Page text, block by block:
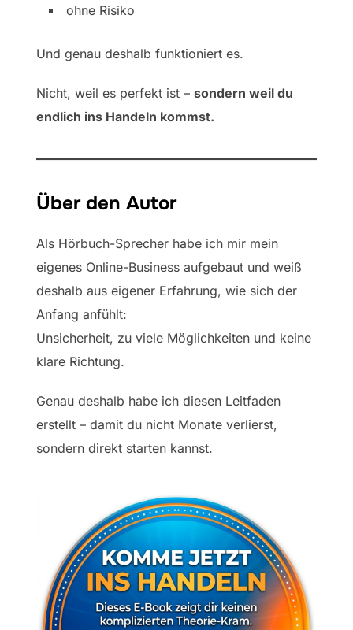
ohne Risiko
Und genau deshalb funktioniert es.
Nicht, weil es perfekt ist – sondern weil du
endlich ins Handeln kommst.
Über den Autor
Als Hörbuch-Sprecher habe ich mir mein
eigenes Online-Business aufgebaut und weiß
deshalb aus eigener Erfahrung, wie sich der
Anfang anfühlt:
Unsicherheit, zu viele Möglichkeiten und keine
klare Richtung.
Genau deshalb habe ich diesen Leitfaden
erstellt – damit du nicht Monate verlierst,
sondern direkt starten kannst.